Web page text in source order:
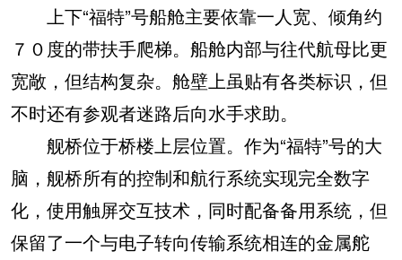
上下“福特”号船舱主要依靠一人宽、倾角约
７０度的带扶手爬梯。船舱内部与往代航母比更
宽敞，但结构复杂。舱壁上虽贴有各类标识，但
不时还有参观者迷路后向水手求助。
舰桥位于桥楼上层位置。作为“福特”号的大
脑，舰桥所有的控制和航行系统实现完全数字
化，使用触屏交互技术，同时配备备用系统，但
保留了一个与电子转向传输系统相连的金属舵